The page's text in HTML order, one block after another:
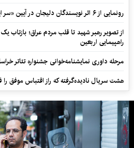
رونمایی از ۶ اثر نویسندگان دلیجان در آیین «سر این قلم سلامت»
از تصویر رهبر شهید تا قلب مردم عراق؛ بازتاب
راهپیمایی اربعین
مرحله داوری نمایشنامه‌خوانی جشنواره تئاتر
هشت سریال نادیده‌گرفته که راز اقتباس موفق